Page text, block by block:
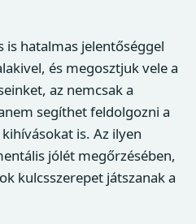
is hatalmas jelentőséggel
és megosztjuk vele a
az nemcsak a
segíthet feldolgozni a
is. Az ilyen
jólét megőrzésében,
kulcsszerepet játszanak a